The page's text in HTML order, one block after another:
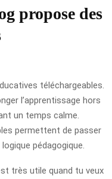
propose des
téléchargeables.
l’apprentissage hors
un temps calme.
permettent de passer
pédagogique.
très utile quand tu veux